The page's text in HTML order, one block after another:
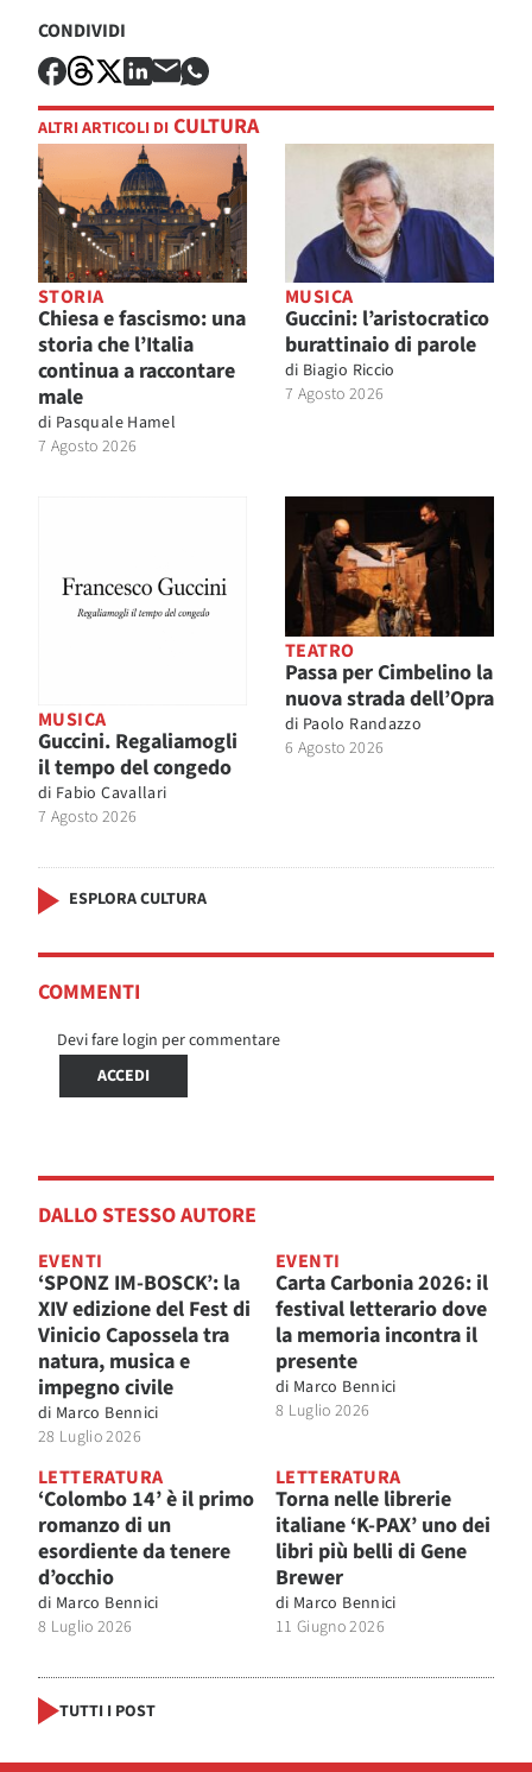
CONDIVIDI
ALTRI ARTICOLI DI CULTURA
STORIA
Chiesa e fascismo: una
storia che l’Italia
continua a raccontare
male
di Pasquale Hamel
7 Agosto 2026
MUSICA
Guccini: l’aristocratico
burattinaio di parole
di Biagio Riccio
7 Agosto 2026
MUSICA
Guccini. Regaliamogli
il tempo del congedo
di Fabio Cavallari
7 Agosto 2026
TEATRO
Passa per Cimbelino la
nuova strada dell’Opra
di Paolo Randazzo
6 Agosto 2026
ESPLORA CULTURA
COMMENTI
Devi fare login per commentare
ACCEDI
DALLO STESSO AUTORE
EVENTI
‘SPONZ IM-BOSCK’: la
XIV edizione del Fest di
Vinicio Capossela tra
natura, musica e
impegno civile
di Marco Bennici
28 Luglio 2026
EVENTI
Carta Carbonia 2026: il
festival letterario dove
la memoria incontra il
presente
di Marco Bennici
8 Luglio 2026
LETTERATURA
‘Colombo 14’ è il primo
romanzo di un
esordiente da tenere
d’occhio
di Marco Bennici
8 Luglio 2026
LETTERATURA
Torna nelle librerie
italiane ‘K-PAX’ uno dei
libri più belli di Gene
Brewer
di Marco Bennici
11 Giugno 2026
TUTTI I POST